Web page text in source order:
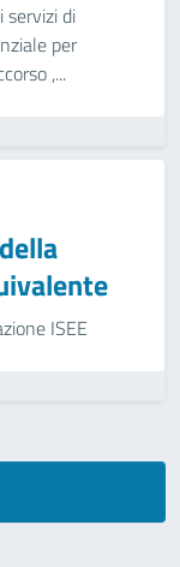
servizi di
per
,...
ISEE